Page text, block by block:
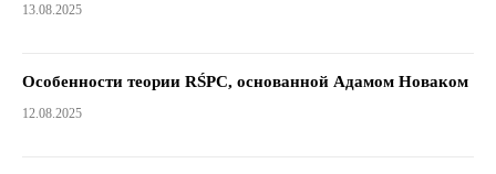
13.08.2025
Особенности теории RŚPC, основанной Адамом Новаком
12.08.2025